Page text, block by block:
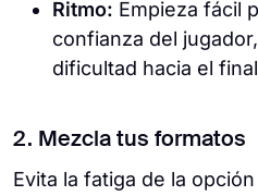
Ritmo: Empieza fácil
confianza del
dificultad hacia el
2. Mezcla tus formatos
Evita la fatiga de la